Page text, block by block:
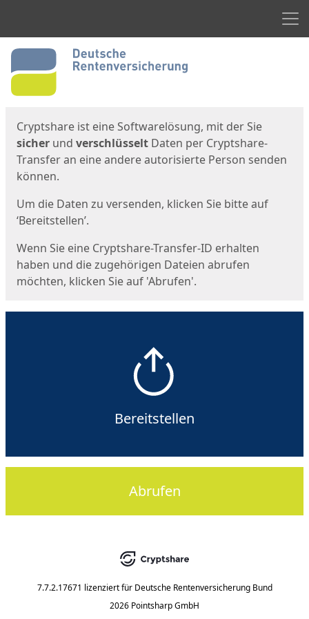
Start
Cryptshare ist eine Softwarelösung, mit der Sie
sicher und verschlüsselt Daten per Cryptshare-
Transfer an eine andere autorisierte Person senden
können.
Um die Daten zu versenden, klicken Sie bitte auf
‘Bereitstellen’.
Wenn Sie eine Cryptshare-Transfer-ID erhalten
haben und die zugehörigen Dateien abrufen
möchten, klicken Sie auf 'Abrufen'.
Bereitstellen
Abrufen
7.7.2.17671 lizenziert für Deutsche Rentenversicherung Bund
2026 Pointsharp GmbH